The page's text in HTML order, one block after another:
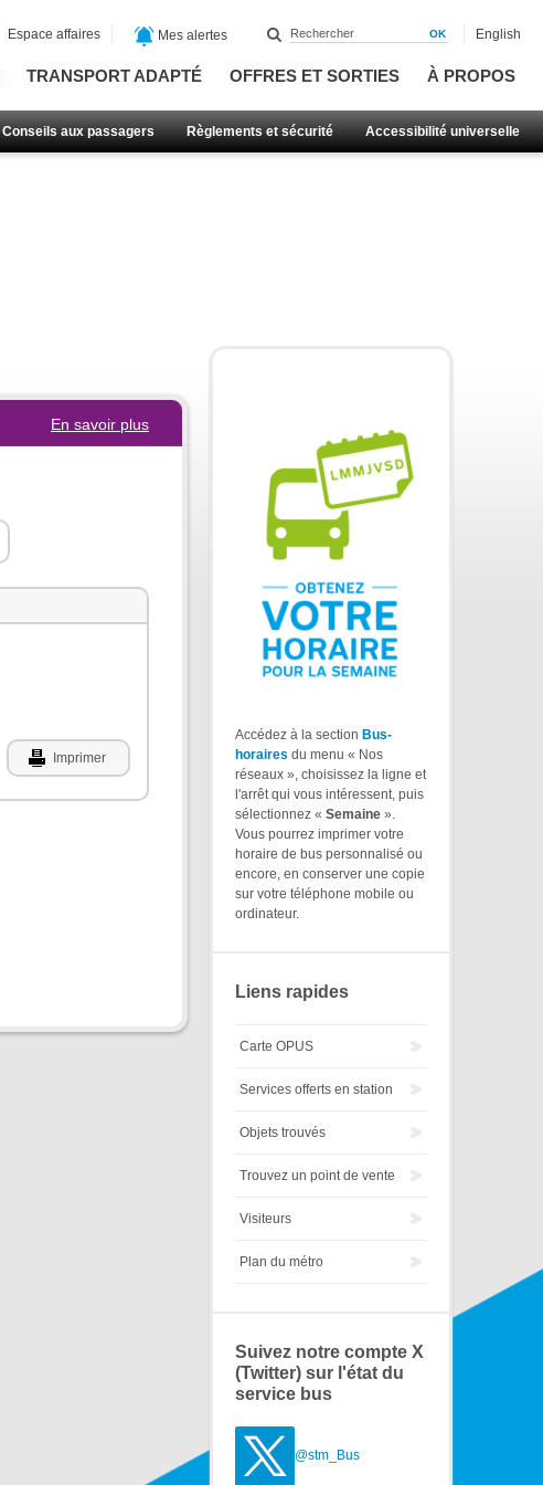
TRANSPORT ADAPTÉ OFFRES ET SORTIES À PROPOS
Conseils aux passagers Règlements et sécurité Accessibilité universelle
Espace affaires Mes alertes English
En savoir plus
Imprimer
Accédez à la section Bus-
horaires du menu « Nos
réseaux », choisissez la ligne et
l'arrêt qui vous intéressent, puis
sélectionnez « Semaine ».
Vous pourrez imprimer votre
horaire de bus personnalisé ou
encore, en conserver une copie
sur votre téléphone mobile ou
ordinateur.
Liens rapides
Carte OPUS
Services offerts en station
Objets trouvés
Trouvez un point de vente
Visiteurs
Plan du métro
Suivez notre compte X
(Twitter) sur l'état du
service bus
@stm_Bus